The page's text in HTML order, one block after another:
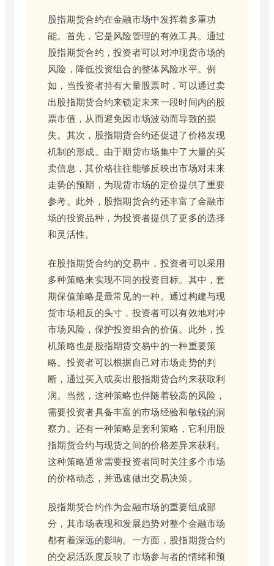
股指期货合约在金融市场中发挥着多重功
能。首先，它是风险管理的有效工具。通过
股指期货合约，投资者可以对冲现货市场的
风险，降低投资组合的整体风险水平。例
如，当投资者持有大量股票时，可以通过卖
出股指期货合约来锁定未来一段时间内的股
票市值，从而避免因市场波动而导致的损
失。其次，股指期货合约还促进了价格发现
机制的形成。由于期货市场集中了大量的买
卖信息，其价格往往能够反映出市场对未来
走势的预期，为现货市场的定价提供了重要
参考。此外，股指期货合约还丰富了金融市
场的投资品种，为投资者提供了更多的选择
和灵活性。
在股指期货合约的交易中，投资者可以采用
多种策略来实现不同的投资目标。其中，套
期保值策略是最常见的一种。通过构建与现
货市场相反的头寸，投资者可以有效地对冲
市场风险，保护投资组合的价值。此外，投
机策略也是股指期货交易中的一种重要策
略。投资者可以根据自己对市场走势的判
断，通过买入或卖出股指期货合约来获取利
润。当然，这种策略也伴随着较高的风险，
需要投资者具备丰富的市场经验和敏锐的洞
察力。还有一种策略是套利策略，它利用股
指期货合约与现货之间的价格差异来获利。
这种策略通常需要投资者同时关注多个市场
的价格动态，并迅速做出交易决策。
股指期货合约作为金融市场的重要组成部
分，其市场表现和发展趋势对整个金融市场
都有着深远的影响。一方面，股指期货合约
的交易活跃度反映了市场参与者的情绪和预